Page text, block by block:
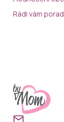
Rádi vám